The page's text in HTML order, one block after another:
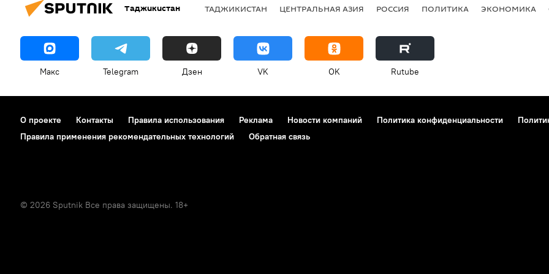
Таджикистан ТАДЖИКИСТАН ЦЕНТРАЛЬНАЯ АЗИЯ РОССИЯ ПОЛИТИКА ЭКОНОМИКА
Макс Telegram Дзен VK OK Rutube
О проекте Контакты Правила использования Реклама Новости компаний Политика конфиденциальности
Правила применения рекомендательных технологий
Обратная связь
© 2026 Sputnik Все права защищены. 18+